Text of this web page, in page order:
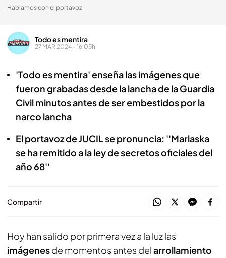
Hablamos con el portavoz
Todo es mentira
27 MAR 2024 - 16:05h.
'Todo es mentira' enseña las imágenes que
fueron grabadas desde la lancha de la Guardia
Civil minutos antes de ser embestidos por la
narco lancha
El portavoz de JUCIL se pronuncia: ''Marlaska
se ha remitido a la ley de secretos oficiales del
año 68''
Compartir
Hoy han salido por primera vez a la luz las
imágenesde momentos antes delarrollamiento